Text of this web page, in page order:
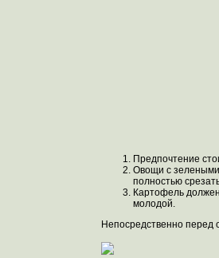
Предпочтение
Овощи с зелеными
полностью
Картофель
молодой.
Непосредственно перед